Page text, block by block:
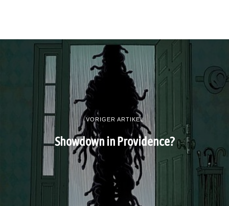
VORIGER ARTIKEL
Showdown in Providence?